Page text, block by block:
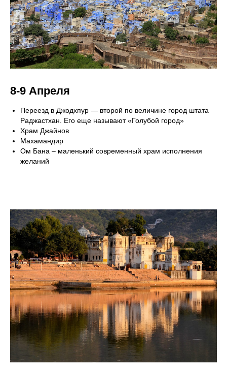
8-9 Апреля
Переезд в Джодхпур — второй по величине город штата
Раджастхан. Его еще называют «Голубой город»
Храм Джайнов
Махамандир
Ом Бана – маленький современный храм исполнения
желаний